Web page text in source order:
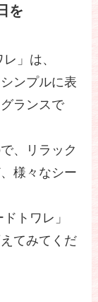
を
」は、
ンプルに表
ランスで
、リラック
様々なシー
トワレ」
てみてくだ